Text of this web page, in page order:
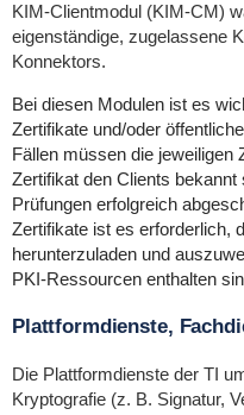
KIM-Clientmodul (KIM-CM)
eigenständige, zugelassene
Konnektors.
Bei diesen Modulen ist es
Zertifikate und/oder
Fällen müssen die
Zertifikat den Clients
Prüfungen erfolgreich
Zertifikate ist es erforderlich,
herunterzuladen und
PKI-Ressourcen enthalten
Plattformdienste,
Die Plattformdienste der TI
Kryptografie (z. B. Signatur,